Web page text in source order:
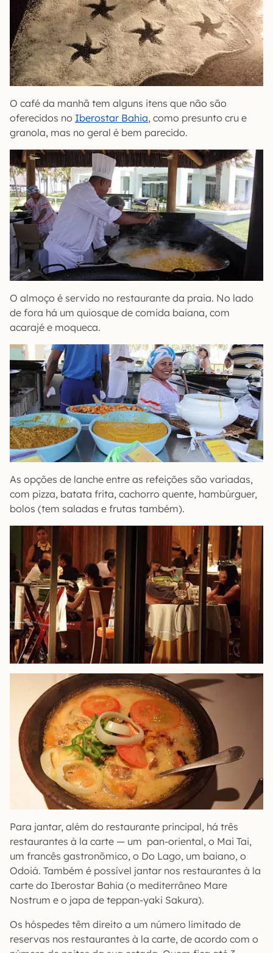
O café da manhã tem alguns itens que não são
oferecidos no Iberostar Bahia, como presunto cru e
granola, mas no geral é bem parecido.
O almoço é servido no restaurante da praia. No lado
de fora há um quiosque de comida baiana, com
acarajé e moqueca.
As opções de lanche entre as refeições são variadas,
com pizza, batata frita, cachorro quente, hambúrguer,
bolos (tem saladas e frutas também).
Para jantar, além do restaurante principal, há três
restaurantes à la carte — um pan-oriental, o Mai Tai,
um francês gastronõmico, o Do Lago, um baiano, o
Odoiá. Também é possível jantar nos restaurantes à la
carte do Iberostar Bahia (o mediterrâneo Mare
Nostrum e o japa de teppan-yaki Sakura).
Os hóspedes têm direito a um número limitado de
reservas nos restaurantes à la carte, de acordo com o